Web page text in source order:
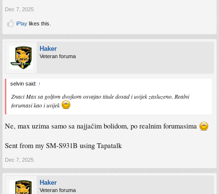
Dec 7, 2025
iPlay likes this.
Haker
Veteran foruma
selvin said: ↑
Znaci Max sa golfom dvojkom osvajao titule dosad i uvijek zasluzeno. Realni
forumasi kao i uvijek
Ne, max uzima samo sa najjačim bolidom, po realnim forumasima
Sent from my SM-S931B using Tapatalk
Dec 7, 2025
Haker
Veteran foruma